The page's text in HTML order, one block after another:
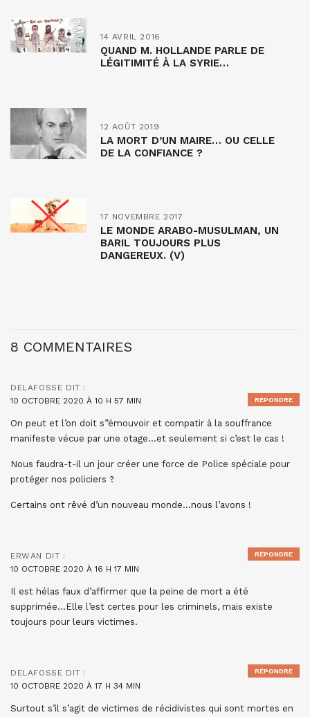
14 AVRIL 2016
QUAND M. HOLLANDE PARLE DE
LÉGITIMITÉ À LA SYRIE…
12 AOÛT 2019
LA MORT D’UN MAIRE… OU CELLE
DE LA CONFIANCE ?
17 NOVEMBRE 2017
LE MONDE ARABO-MUSULMAN, UN
BARIL TOUJOURS PLUS
DANGEREUX. (V)
8 COMMENTAIRES
DELAFOSSE DIT :
10 OCTOBRE 2020 À 10 H 57 MIN
On peut et l’on doit s”émouvoir et compatir à la souffrance
manifeste vécue par une otage…et seulement si c’est le cas !
Nous faudra-t-il un jour créer une force de Police spéciale pour
protéger nos policiers ?
Certains ont rêvé d’un nouveau monde…nous l’avons !
RÉPONDRE
ERWAN DIT :
10 OCTOBRE 2020 À 16 H 17 MIN
Il est hélas faux d’affirmer que la peine de mort a été
supprimée…Elle l’est certes pour les criminels, mais existe
toujours pour leurs victimes.
RÉPONDRE
DELAFOSSE DIT :
10 OCTOBRE 2020 À 17 H 34 MIN
Surtout s’il s’agit de victimes de récidivistes qui sont mortes en
RÉPONDRE